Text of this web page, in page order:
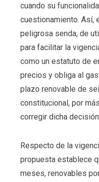
cuando su
cuestionamiento. Así,
peligrosa senda, de
para facilitar la
como un estatuto de
precios y obliga al
plazo renovable de
constitucional, por
corregir dicha
Respecto de la
propuesta establece
meses, renovables